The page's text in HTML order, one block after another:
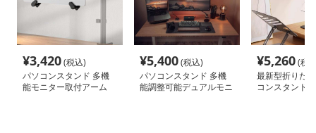
¥3,420(税込)
パソコンスタンド 多機
能モニター取付アーム
¥5,400(税込)
パソコンスタンド 多機
能調整可能デュアルモニ
¥5,260(税
最新型折りた
コンスタンド